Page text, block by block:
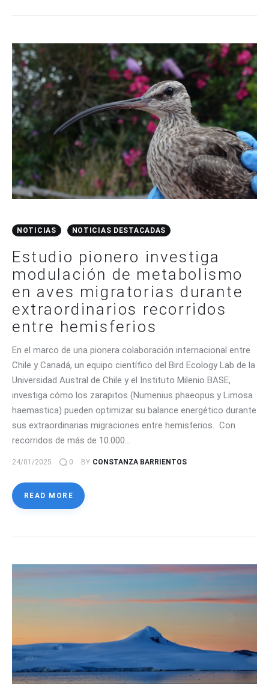
NOTICIAS NOTICIAS DESTACADAS
Estudio pionero investiga
modulación de metabolismo
en aves migratorias durante
extraordinarios recorridos
entre hemisferios
En el marco de una pionera colaboración internacional entre
Chile y Canadá, un equipo científico del Bird Ecology Lab de la
Universidad Austral de Chile y el Instituto Milenio BASE,
investiga cómo los zarapitos (Numenius phaeopus y Limosa
haemastica) pueden optimizar su balance energético durante
sus extraordinarias migraciones entre hemisferios. Con
recorridos de más de 10.000…
24/01/2025 0 BY CONSTANZA BARRIENTOS
READ MORE